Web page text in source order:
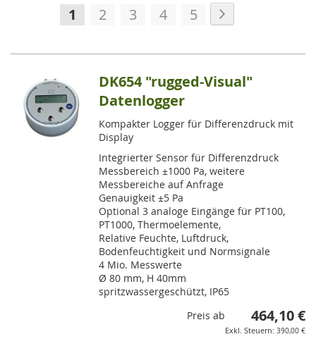
Seite
Sie
gerade
Seite
1 Seite
2 Seite
3 Seite
4 Seite
5
DK654 "rugged-Visual"
Datenlogger
Kompakter Logger für Differenzdruck mit
Display
Integrierter Sensor für Differenzdruck
Messbereich ±1000 Pa, weitere
Messbereiche auf Anfrage
Genauigkeit ±5 Pa
Optional 3 analoge Eingänge für PT100,
PT1000, Thermoelemente,
Relative Feuchte, Luftdruck,
Bodenfeuchtigkeit und Normsignale
4 Mio. Messwerte
Ø 80 mm, H 40mm
spritzwassergeschützt, IP65
464,10 €
390,00 €
Preis ab